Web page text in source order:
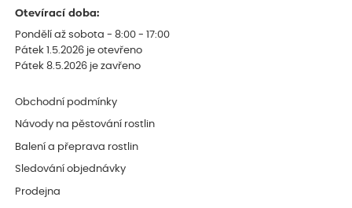
Otevírací doba:
Pondělí až sobota - 8:00 - 17:00
Pátek 1.5.2026 je otevřeno
Pátek 8.5.2026 je zavřeno
Obchodní podmínky
Návody na pěstování rostlin
Balení a přeprava rostlin
Sledování objednávky
Prodejna